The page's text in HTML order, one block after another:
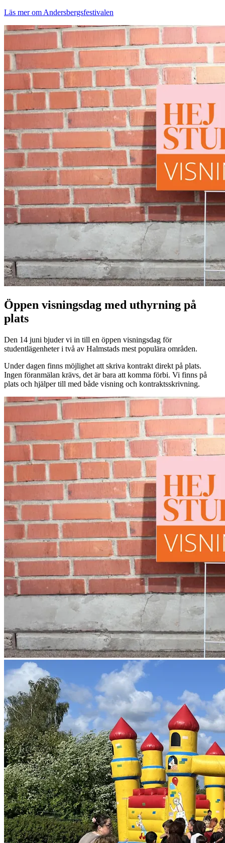
Läs mer om Andersbergsfestivalen
Öppen visningsdag med uthyrning på
plats
Den 14 juni bjuder vi in till en öppen visningsdag för
studentlägenheter i två av Halmstads mest populära områden.
Under dagen finns möjlighet att skriva kontrakt direkt på plats.
Ingen föranmälan krävs, det är bara att komma förbi. Vi finns på
plats och hjälper till med både visning och kontraktsskrivning.